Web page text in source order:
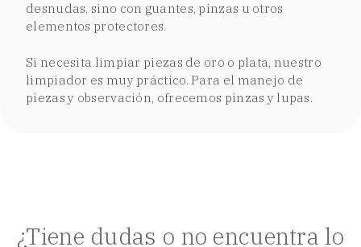
desnudas, sino con guantes, pinzas u otros
elementos protectores.
Si necesita limpiar piezas de oro o plata, nuestro
limpiador es muy práctico. Para el manejo de
piezas y observación, ofrecemos pinzas y lupas.
¿Tiene dudas o no encuentra lo